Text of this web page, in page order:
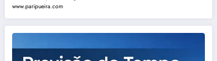
www.paripueira.com